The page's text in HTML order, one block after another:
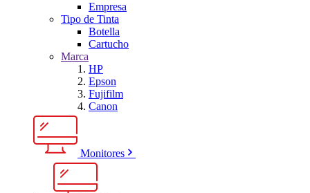
Empresa
Tipo de Tinta
Botella
Cartucho
Marca
HP
Epson
Fujifilm
Canon
Monitores